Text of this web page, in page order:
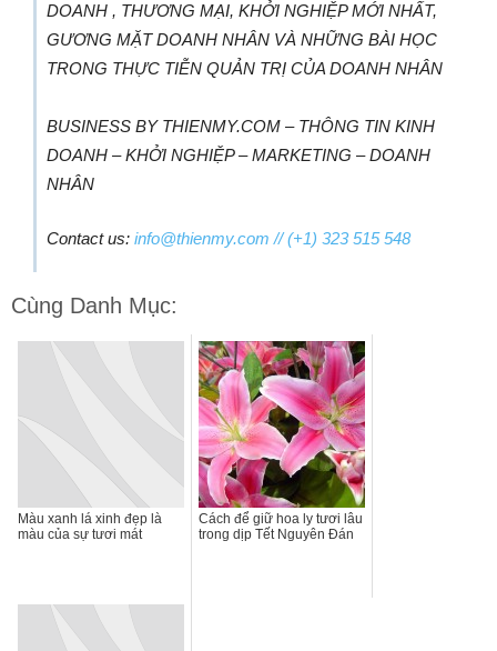
DOANH , THƯƠNG MẠI, KHỞI NGHIỆP MỚI NHẤT,
GƯƠNG MẶT DOANH NHÂN VÀ NHỮNG BÀI HỌC
TRONG THỰC TIỄN QUẢN TRỊ CỦA DOANH NHÂN
BUSINESS BY THIENMY.COM – THÔNG TIN KINH
DOANH – KHỞI NGHIỆP – MARKETING – DOANH
NHÂN
Contact us: info@thienmy.com // (+1) 323 515 548
Cùng Danh Mục:
Màu xanh lá xinh đẹp là
màu của sự tươi mát
Cách để giữ hoa ly tươi lâu
trong dịp Tết Nguyên Đán